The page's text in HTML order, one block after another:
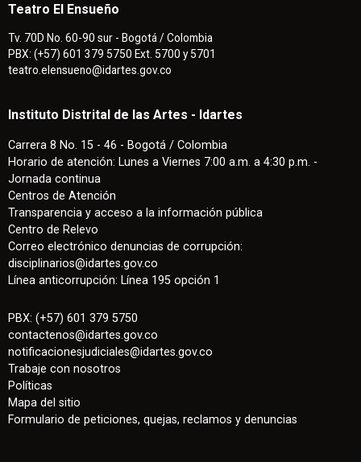
Teatro El Ensueño
Tv. 70D No. 60-90 sur - Bogotá / Colombia
PBX: (+57) 601 379 5750 Ext. 5700 y 5701
teatro.elensueno@idartes.gov.co
Instituto Distrital de las Artes - Idartes
Carrera 8 No. 15 - 46 - Bogotá / Colombia
Horario de atención: Lunes a Viernes 7:00 a.m. a 4:30 p.m. -
Jornada continua
Centros de Atención
Transparencia y acceso a la información pública
Centro de Relevo
Correo electrónico denuncias de corrupción:
disciplinarios@idartes.gov.co
Línea anticorrupción: Línea 195 opción 1
PBX: (+57) 601 379 5750
contactenos@idartes.gov.co
notificacionesjudiciales@idartes.gov.co
Trabaje con nosotros
Políticas
Mapa del sitio
Formulario de peticiones, quejas, reclamos y denuncias